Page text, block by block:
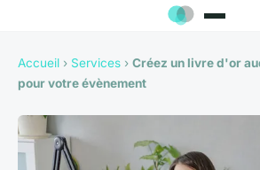
Accueil › Services › Créez un livre d'or
pour votre évènement